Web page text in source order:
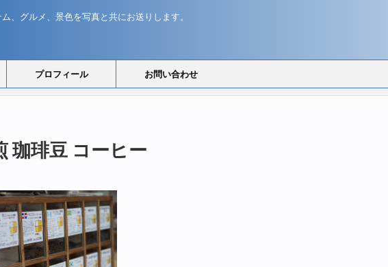
、グルメ、景色を写真と共にお送りします。
プロフィール お問い合わせ
珈琲豆 コーヒー